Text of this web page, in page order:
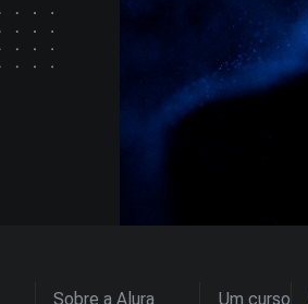
Sobre a Alura Um curso